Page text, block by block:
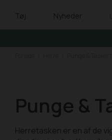
Tøj Nyheder
Punge &
Herretasken er en af de